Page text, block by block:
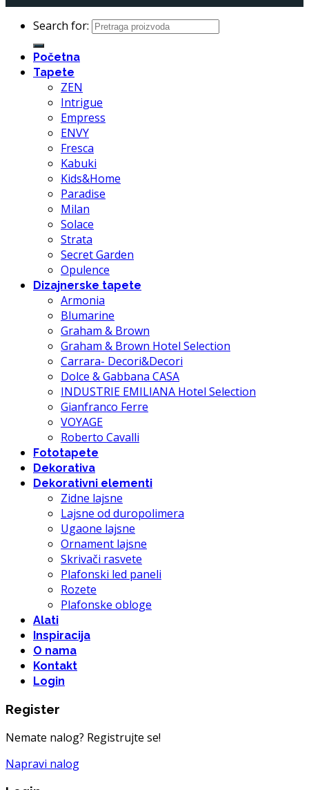
Search for:
Početna
Tapete
ZEN
Intrigue
Empress
ENVY
Fresca
Kabuki
Kids&Home
Paradise
Milan
Solace
Strata
Secret Garden
Opulence
Dizajnerske tapete
Armonia
Blumarine
Graham & Brown
Graham & Brown Hotel Selection
Carrara- Decori&Decori
Dolce & Gabbana CASA
INDUSTRIE EMILIANA Hotel Selection
Gianfranco Ferre
VOYAGE
Roberto Cavalli
Fototapete
Dekorativa
Dekorativni elementi
Zidne lajsne
Lajsne od duropolimera
Ugaone lajsne
Ornament lajsne
Skrivači rasvete
Plafonski led paneli
Rozete
Plafonske obloge
Alati
Inspiracija
O nama
Kontakt
Login
Register
Nemate nalog? Registrujte se!
Napravi nalog